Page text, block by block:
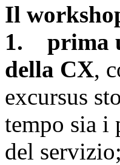
Il
1. prima
della CX,
excursus
tempo sia i
del servizio;